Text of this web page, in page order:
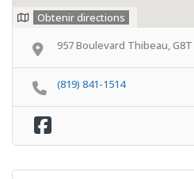
Obtenir directions
957 Boulevard Thibeau, G8T
(819) 841-1514